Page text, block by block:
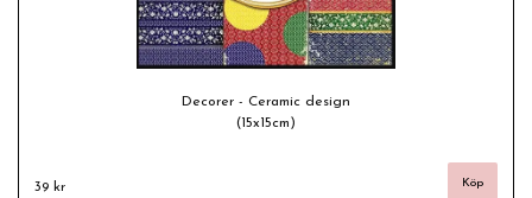
Decorer - Ceramic design
(15x15cm)
39 kr